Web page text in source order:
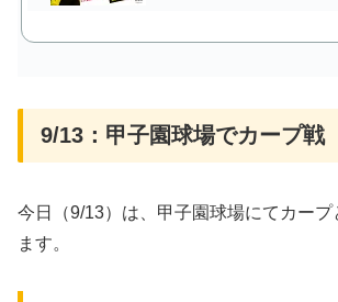
9/13：甲子園球場でカープ戦
今日（9/13）は、甲子園球場にてカー
ます。